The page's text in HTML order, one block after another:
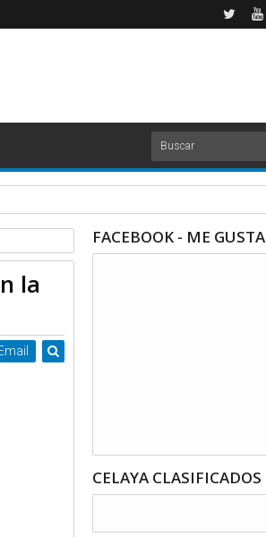
y Leagues Cup | TUDN
la
FACEBOOK - ME GUSTA
CELAYA CLASIFICADOS